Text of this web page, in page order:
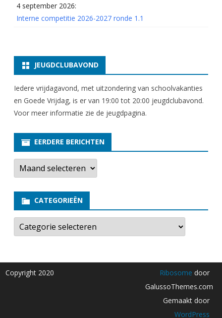
4 september 2026:
Interne competitie 2026-2027 ronde 1.1
JEUGDCLUBAVOND
Iedere vrijdagavond, met uitzondering van schoolvakanties
en Goede Vrijdag, is er van 19:00 tot 20:00 jeugdclubavond.
Voor meer informatie zie de jeugdpagina.
EERDERE BERICHTEN
E
r
e
e
b
r
t
e
CATEGORIEËN
C
t
o
r
i
Copyright 2020 Ribosome door
GalussoThemes.com
Gemaakt door
WordPress